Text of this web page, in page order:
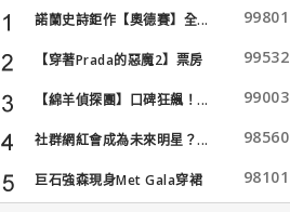
諾蘭史詩鉅作【奧德賽】全...
99801
【穿著Prada的惡魔2】票房
99532
【綿羊偵探團】口碑狂飆！... 99003
社群網紅會成為未來明星？... 98560
巨石強森現身Met Gala穿裙
子...
98101